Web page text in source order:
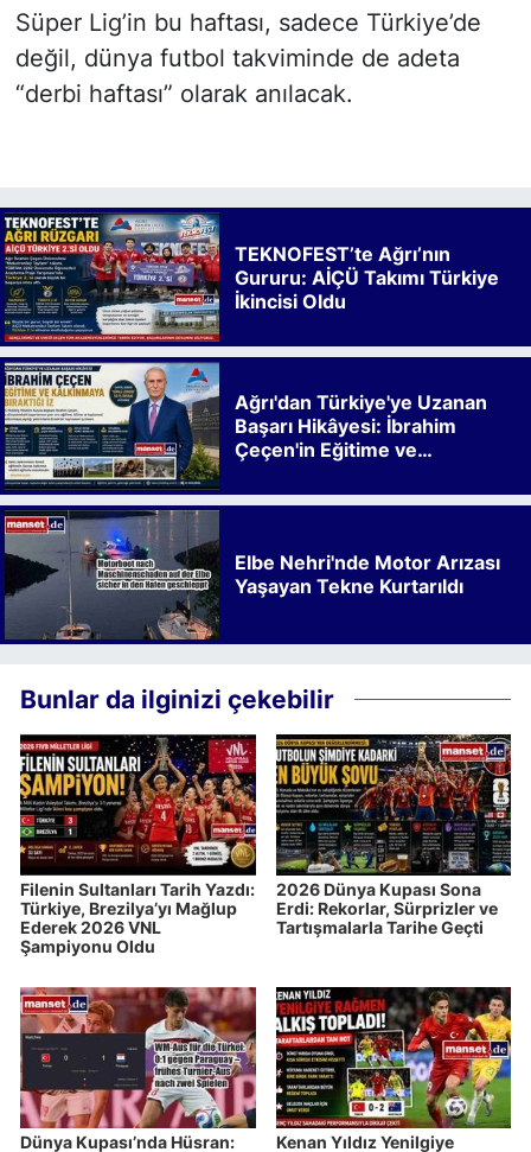
Süper Lig’in bu haftası, sadece Türkiye’de
değil, dünya futbol takviminde de adeta
“derbi haftası” olarak anılacak.
TEKNOFEST’te Ağrı’nın
Gururu: AİÇÜ Takımı Türkiye
İkincisi Oldu
Ağrı'dan Türkiye'ye Uzanan
Başarı Hikâyesi: İbrahim
Çeçen'in Eğitime ve
Elbe Nehri'nde Motor Arızası
Yaşayan Tekne Kurtarıldı
Bunlar da ilginizi çekebilir
Filenin Sultanları Tarih Yazdı:
Türkiye, Brezilya’yı Mağlup
Ederek 2026 VNL
Şampiyonu Oldu
2026 Dünya Kupası Sona
Erdi: Rekorlar, Sürprizler ve
Tartışmalarla Tarihe Geçti
Dünya Kupası’nda Hüsran:
Kenan Yıldız Yenilgiye